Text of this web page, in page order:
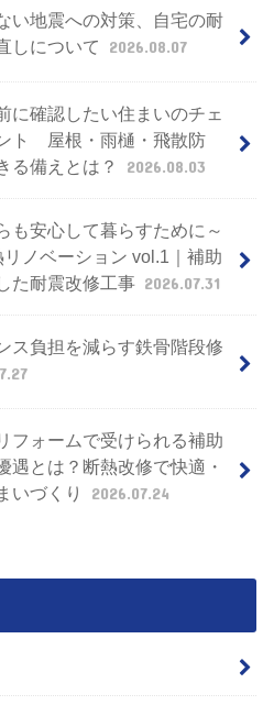
い地震への対策、自宅の耐
しについて
2026.08.07
に確認したい住まいのチェ
ト 屋根・雨樋・飛散防
る備えとは？
2026.08.03
も安心して暮らすために～
ノベーション vol.1｜補助
た耐震改修工事 2026.07.31
ス負担を減らす鉄骨階段修
フォームで受けられる補助
遇とは？断熱改修で快適・
いづくり
2026.07.24